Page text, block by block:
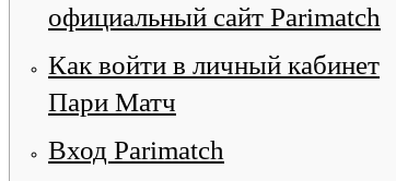
официальный сайт Parimatch
Как войти в личный кабинет
Пари Матч
Вход Parimatch